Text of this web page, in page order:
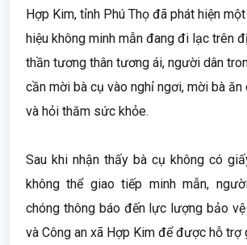
Hợp Kim, tỉnh Phú Thọ đã phát hiện
hiệu không minh mẫn đang đi lạc trên
thần tương thân tương ái, người dân
cần mời bà cụ vào nghỉ ngơi, mời bà ăn
và hỏi thăm sức khỏe.
Sau khi nhận thấy bà cụ không có
không thể giao tiếp minh mẫn,
chóng thông báo đến lực lượng bảo
và Công an xã Hợp Kim để được hỗ trợ